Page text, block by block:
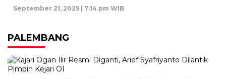
September 21, 2025 | 7:14 pm WIB
PALEMBANG